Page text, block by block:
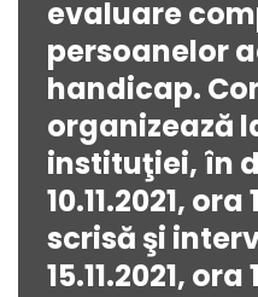
evaluare
persoanelor
handicap.
organizează
instituţiei, în
10.11.2021,
scrisă şi
15.11.2021, ora